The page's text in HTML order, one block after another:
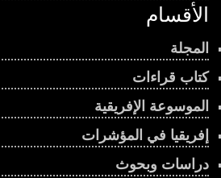
الأقسام
المجلة
كتاب قراءات
الموسوعة الإفريقية
إفريقيا في المؤشرات
دراسات وبحوث